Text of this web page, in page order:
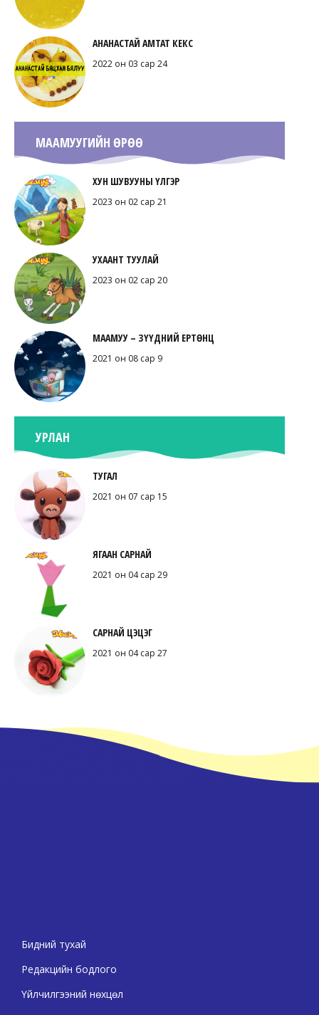
АНАНАСТАЙ АМТАТ КЕКС
2022 он 03 сар 24
МААМУУГИЙН ӨРӨӨ
ХУН ШУВУУНЫ ҮЛГЭР
2023 он 02 сар 21
УХААНТ ТУУЛАЙ
2023 он 02 сар 20
МААМУУ – ЗҮҮДНИЙ ЕРТӨНЦ
2021 он 08 сар 9
УРЛАН
ТУГАЛ
2021 он 07 сар 15
ЯГААН САРНАЙ
2021 он 04 сар 29
САРНАЙ ЦЭЦЭГ
2021 он 04 сар 27
Бидний тухай
Редакцийн бодлого
Үйлчилгээний нөхцөл